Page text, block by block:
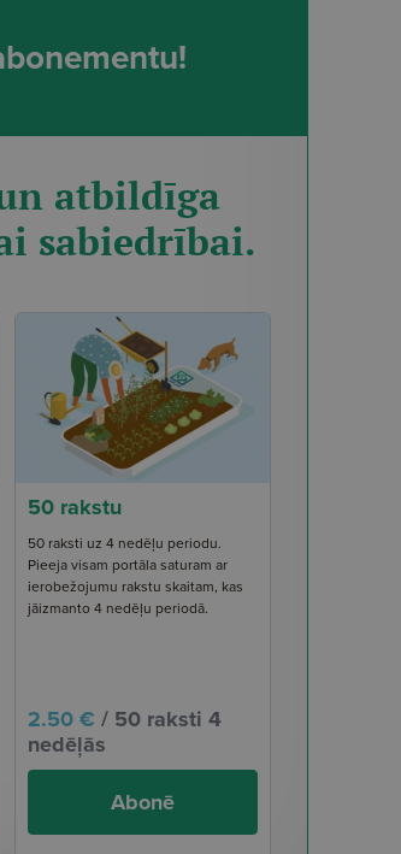
atbildīga
sabiedrībai.
50 rakstu
50 raksti uz 4 nedēļu periodu.
Pieeja visam portāla saturam ar
ierobežojumu rakstu skaitam, kas
jāizmanto 4 nedēļu periodā.
2.50 € / 50 raksti 4
nedēļās
Abonē